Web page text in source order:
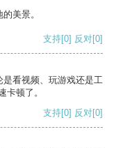
美景。
支持[0] 反对[0]
看视频、玩游戏还是工
卡顿了。
支持[0] 反对[0]